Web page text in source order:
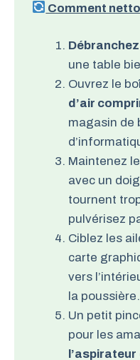
Comment
une table
Ouvrez le
d’air
magasin de
Maintenez
avec un
tournent
pulvérisez
Ciblez les
carte
vers
la poussière.
Un petit
pour les
l’aspirateur